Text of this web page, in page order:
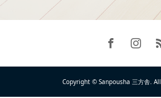
Copyright © Sanpousha 三方舎.